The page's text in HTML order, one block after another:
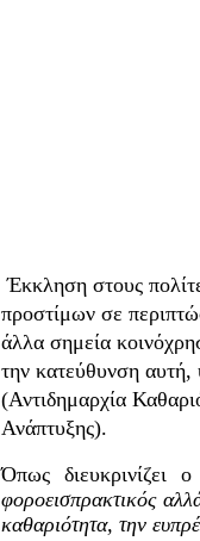
Έκκληση στους
προστίμων σε
άλλα σημεία
την κατεύθυνση αυτή,
(Αντιδημαρχία
Ανάπτυξης).
Όπως διευκρινίζει
φοροεισπρακτικός
καθαριότητα, την